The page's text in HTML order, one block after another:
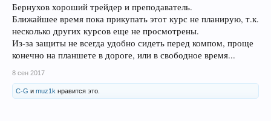
Бернухов хороший трейдер и преподаватель.
Ближайшее время пока прикупать этот курс не планирую, т.к.
несколько других курсов еще не просмотрены.
Из-за защиты не всегда удобно сидеть перед компом, проще
конечно на планшете в дороге, или в свободное время...
8 сен 2017
C-G и muz1k нравится это.